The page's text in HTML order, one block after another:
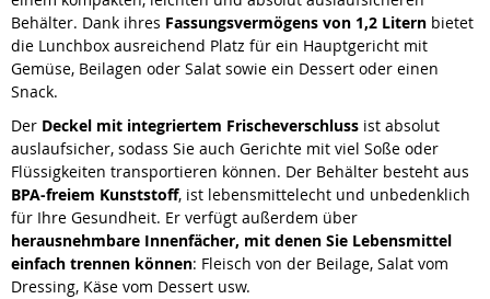
Behälter. Dank ihres Fassungsvermögens von 1,2 Litern bietet
die Lunchbox ausreichend Platz für ein Hauptgericht mit
Gemüse, Beilagen oder Salat sowie ein Dessert oder einen
Snack.
Der Deckel mit integriertem Frischeverschluss ist absolut
auslaufsicher, sodass Sie auch Gerichte mit viel Soße oder
Flüssigkeiten transportieren können. Der Behälter besteht aus
BPA-freiem Kunststoff, ist lebensmittelecht und unbedenklich
für Ihre Gesundheit. Er verfügt außerdem über
herausnehmbare Innenfächer, mit denen Sie Lebensmittel
einfach trennen können: Fleisch von der Beilage, Salat vom
Dressing, Käse vom Dessert usw.